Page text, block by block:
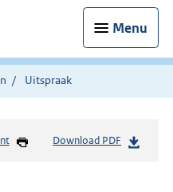
Menu
Uitspraak
Download PDF